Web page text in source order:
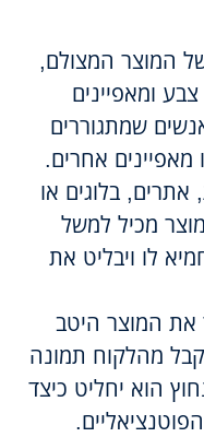
של המוצר המצולם,
ומאפיינים
שמתגוררים
מאפיינים אחרים.
אתרים, בלוגים או
מכיל למשל
לו ויבליט את
את המוצר היטב
מהלקוח תמונה
הוא יחליט כיצד